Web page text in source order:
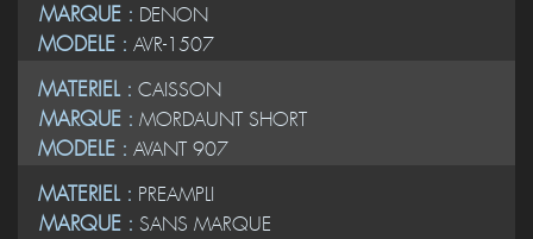
MARQUE : DENON
MODELE : AVR-1507
MATERIEL : CAISSON
MARQUE : MORDAUNT SHORT
MODELE : AVANT 907
MATERIEL : PREAMPLI
MARQUE : SANS MARQUE